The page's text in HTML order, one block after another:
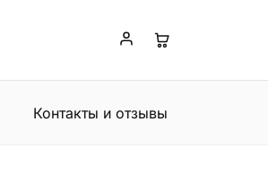
Контакты и отзывы